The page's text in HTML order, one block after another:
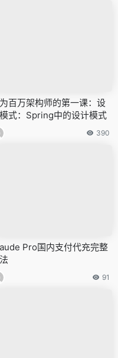
百万架构师的第一课：设
式：Spring中的设计模式
390
Pro国内支付代充完整
91